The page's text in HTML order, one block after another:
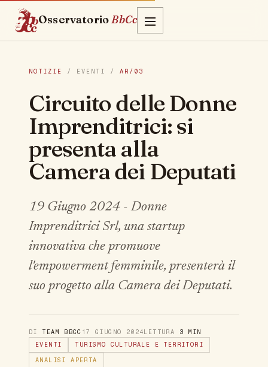
OsservatorioBbCc
NOTIZIE / EVENTI / AR/03
Circuito delle Donne
Imprenditrici: si
presenta alla
Camera dei Deputati
19 Giugno 2024 - Donne
Imprenditrici Srl, una startup
innovativa che promuove
l'empowerment femminile, presenterà il
suo progetto alla Camera dei Deputati.
DI TEAM BBCC 17 GIUGNO 2024LETTURA
3 MIN
EVENTI
TURISMO CULTURALE E TERRITORI
ANALISI APERTA